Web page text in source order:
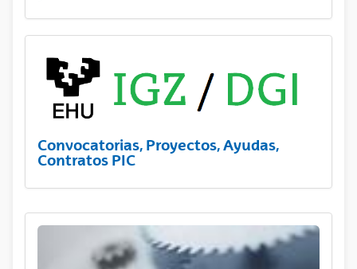
Convocatorias, Proyectos, Ayudas,
Contratos PIC